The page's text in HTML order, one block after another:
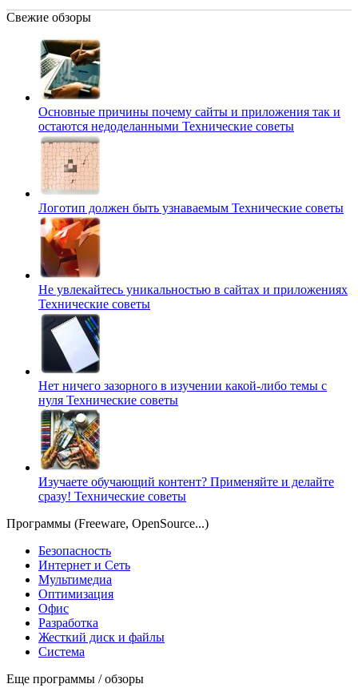
Свежие обзоры
Основные причины почему сайты и приложения так и
остаются недоделанными Технические советы
Логотип должен быть узнаваемым Технические советы
Не увлекайтесь уникальностью в сайтах и приложениях
Технические советы
Нет ничего зазорного в изучении какой-либо темы с
нуля Технические советы
Изучаете обучающий контент? Применяйте и делайте
сразу! Технические советы
Программы (Freeware, OpenSource...)
Безопасность
Интернет и Сеть
Мультимедиа
Оптимизация
Офис
Разработка
Жесткий диск и файлы
Система
Еще программы / обзоры